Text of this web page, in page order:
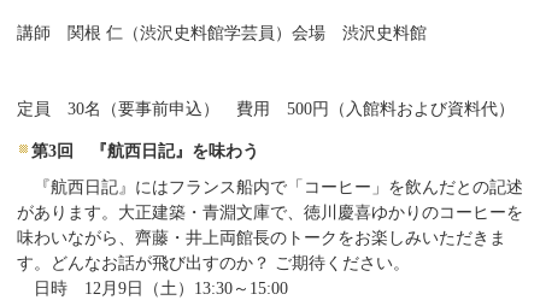
講師 関根 仁（渋沢史料館学芸員） 会場 渋沢史料館
定員 30名 （要事前申込 ） 費用 500円（入館料および資料代）
第3回 『航西日記』を味わう
『航西日記』にはフランス船内で「コーヒー」を飲んだとの記述
があります。大正建築・青淵文庫で、徳川慶喜ゆかりのコーヒーを
味わいながら、 齊藤・井上両館長のトークをお楽しみいただきま
す。どんなお話が飛び出すのか？ ご期待ください。
日時 12月9日（土）13:30～15:00